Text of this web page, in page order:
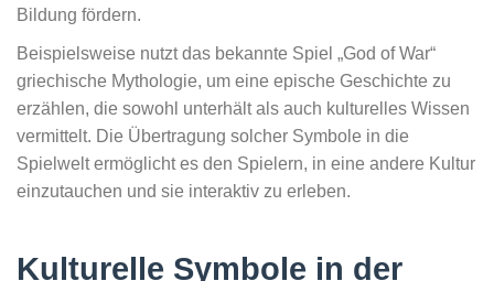
Bildung fördern.
Beispielsweise nutzt das bekannte Spiel „God of War“
griechische Mythologie, um eine epische Geschichte zu
erzählen, die sowohl unterhält als auch kulturelles Wissen
vermittelt. Die Übertragung solcher Symbole in die
Spielwelt ermöglicht es den Spielern, in eine andere Kultur
einzutauchen und sie interaktiv zu erleben.
Kulturelle Symbole in der